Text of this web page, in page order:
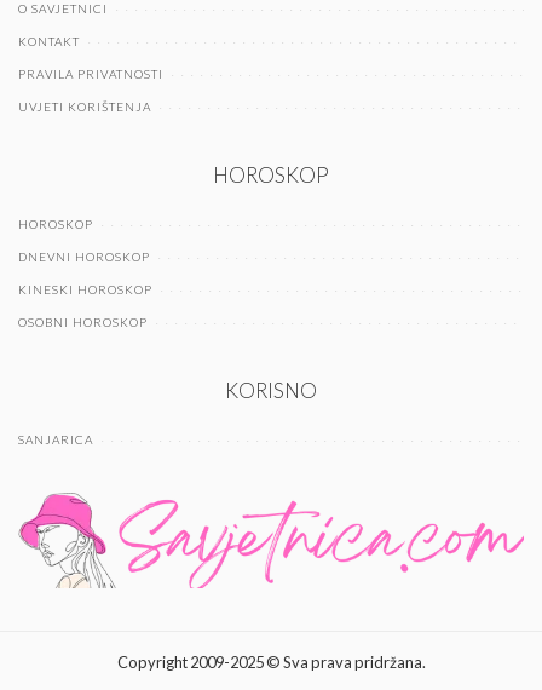
O SAVJETNICI
KONTAKT
PRAVILA PRIVATNOSTI
UVJETI KORIŠTENJA
HOROSKOP
HOROSKOP
DNEVNI HOROSKOP
KINESKI HOROSKOP
OSOBNI HOROSKOP
KORISNO
SANJARICA
Copyright 2009-2025 © Sva prava pridržana.